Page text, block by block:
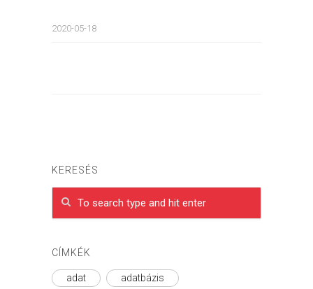
2020-05-18
KERESÉS
CÍMKÉK
adat adatbázis